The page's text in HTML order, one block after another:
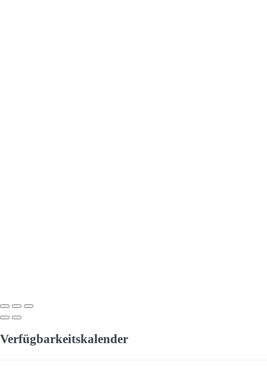
Verfügbarkeitskalender